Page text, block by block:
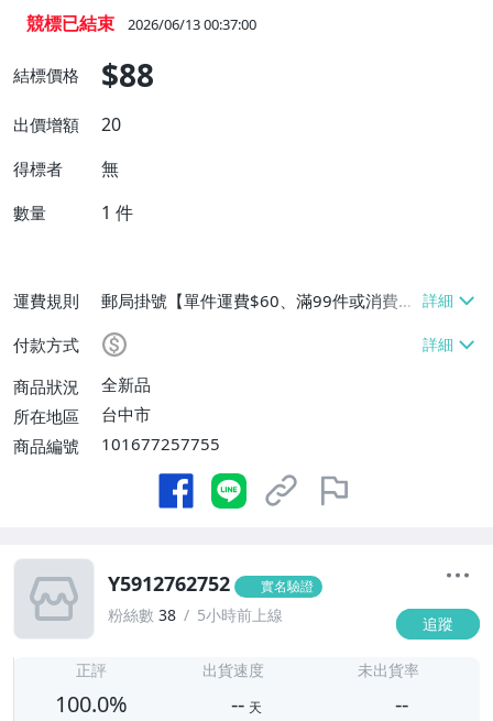
競標已結束 2026/06/13 00:37:00
結標價格 $88
出價增額 20
得標者 無
數量 1 件
運費規則
郵局掛號【單件運費$60、滿99件或消費滿
$9999免運費】
付款方式
商品狀況
全新品
所在地區
台中市
商品編號
101677257755
Y5912762752 實名驗證
粉絲數 38 5小時前上線 追蹤
正評
100.0%
出貨速度
-- 天
未出貨率
--